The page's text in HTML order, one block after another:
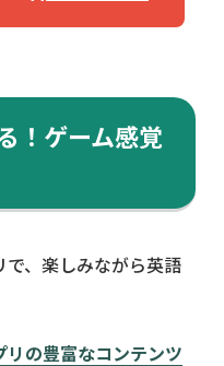
！ゲーム感覚
で、楽しみながら英語
の豊富なコンテンツ